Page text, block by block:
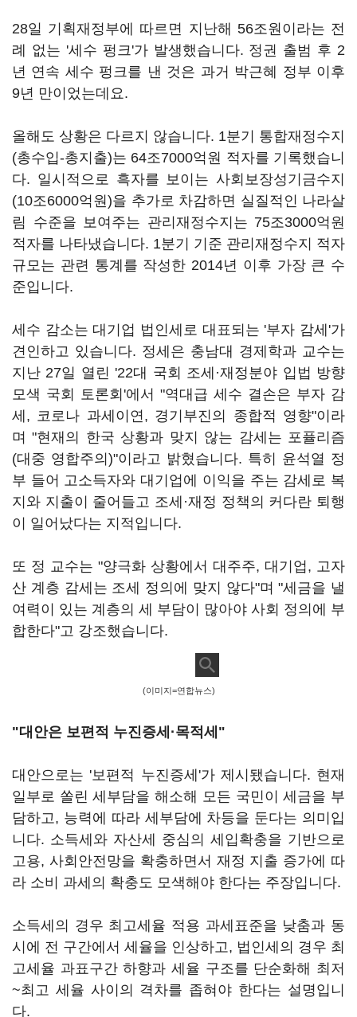
28일 기획재정부에 따르면 지난해 56조원이라는 전
례 없는 '세수 펑크'가 발생했습니다. 정권 출범 후 2
년 연속 세수 펑크를 낸 것은 과거 박근혜 정부 이후
9년 만이었는데요.
올해도 상황은 다르지 않습니다. 1분기 통합재정수지
(총수입-총지출)는 64조7000억원 적자를 기록했습니
다. 일시적으로 흑자를 보이는 사회보장성기금수지
(10조6000억원)을 추가로 차감하면 실질적인 나라살
림 수준을 보여주는 관리재정수지는 75조3000억원
적자를 나타냈습니다. 1분기 기준 관리재정수지 적자
규모는 관련 통계를 작성한 2014년 이후 가장 큰 수
준입니다.
세수 감소는 대기업 법인세로 대표되는 '부자 감세'가
견인하고 있습니다. 정세은 충남대 경제학과 교수는
지난 27일 열린 '22대 국회 조세·재정분야 입법 방향
모색 국회 토론회'에서 "역대급 세수 결손은 부자 감
세, 코로나 과세이연, 경기부진의 종합적 영향"이라
며 "현재의 한국 상황과 맞지 않는 감세는 포퓰리즘
(대중 영합주의)"이라고 밝혔습니다. 특히 윤석열 정
부 들어 고소득자와 대기업에 이익을 주는 감세로 복
지와 지출이 줄어들고 조세·재정 정책의 커다란 퇴행
이 일어났다는 지적입니다.
또 정 교수는 "양극화 상황에서 대주주, 대기업, 고자
산 계층 감세는 조세 정의에 맞지 않다"며 "세금을 낼
여력이 있는 계층의 세 부담이 많아야 사회 정의에 부
합한다"고 강조했습니다.
(이미지=연합뉴스)
"대안은 보편적 누진증세·목적세"
대안으로는 '보편적 누진증세'가 제시됐습니다. 현재
일부로 쏠린 세부담을 해소해 모든 국민이 세금을 부
담하고, 능력에 따라 세부담에 차등을 둔다는 의미입
니다. 소득세와 자산세 중심의 세입확충을 기반으로
고용, 사회안전망을 확충하면서 재정 지출 증가에 따
라 소비 과세의 확충도 모색해야 한다는 주장입니다.
소득세의 경우 최고세율 적용 과세표준을 낮춤과 동
시에 전 구간에서 세율을 인상하고, 법인세의 경우 최
고세율 과표구간 하향과 세율 구조를 단순화해 최저
~최고 세율 사이의 격차를 좁혀야 한다는 설명입니
다.